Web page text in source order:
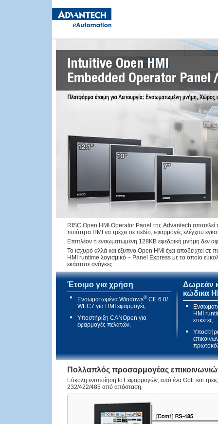
RISC Open HMI Operator Panel της Advantech αποτελεί
ποιότητα HMI να τρέχει σε πεδίο, εφαρμογές ελέγχου
Επιπλέον η ενσωματωμένη 128KB εφεδρική μνήμη δεν
Το ισχυρό αλλά και έξυπνο Open HMI έχει αποδειχτεί
HMI runtime λογισμικό – Panel Express με το οποίο
εκάστοτε ανάγκες.
Έτοιμο για χρήση
Ενσωματωμένα Windows®CE 6.0/
WEC7 για HMI εφαρμογές.
Υποστήριξη CANOpen για
εφαρμογές πελατών.
Δωρεάν
κώδικα
HMI
ετικέτες.
Πολλαπλός προσαρμογέας
Εύκολη ενοποίηση IoT εφαρμογών, από ένα GbE και
232/422/485 από απόσταση.